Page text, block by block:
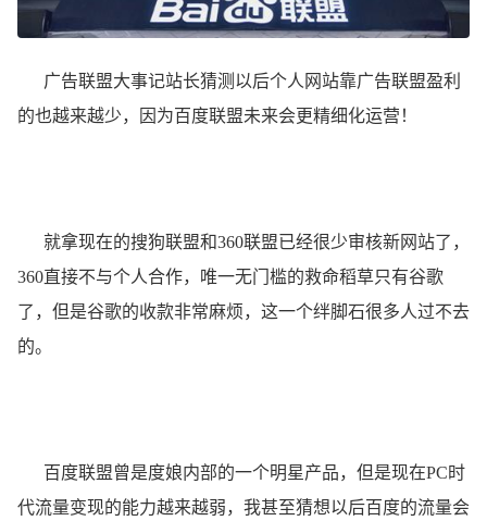
广告联盟大事记站长猜测以后个人网站靠广告联盟盈利
的也越来越少，因为百度联盟未来会更精细化运营！
就拿现在的搜狗联盟和360联盟已经很少审核新网站了，
360直接不与个人合作，唯一无门槛的救命稻草只有谷歌
了，但是谷歌的收款非常麻烦，这一个绊脚石很多人过不去
的。
百度联盟曾是度娘内部的一个明星产品，但是现在PC时
代流量变现的能力越来越弱，我甚至猜想以后百度的流量会